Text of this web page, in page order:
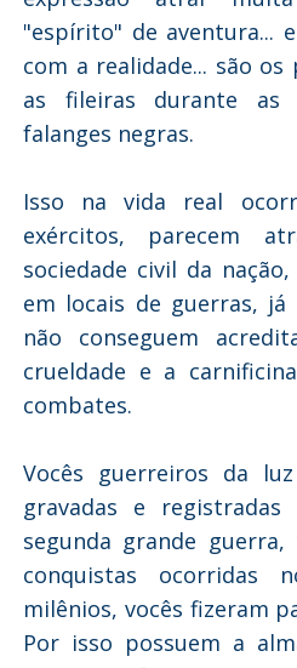
"espírito" de aventura...
com a realidade... são
as fileiras durante as
falanges negras.
Isso na vida real
exércitos, parecem
sociedade civil da
em locais de guerras,
não conseguem
crueldade e a
combates.
Vocês guerreiros da
gravadas e
segunda grande
conquistas ocorridas
milênios, vocês fizeram
Por isso possuem a